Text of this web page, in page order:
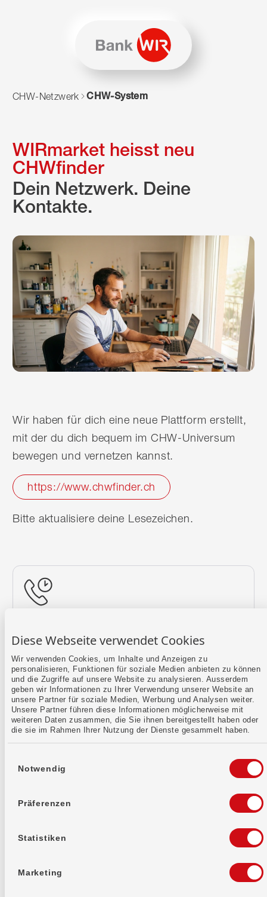
Diese Webseite verwendet Cookies
Wir verwenden Cookies, um Inhalte und Anzeigen zu
personalisieren, Funktionen für soziale Medien anbieten zu können
und die Zugriffe auf unsere Website zu analysieren. Ausserdem
geben wir Informationen zu Ihrer Verwendung unserer Website an
unsere Partner für soziale Medien, Werbung und Analysen weiter.
Unsere Partner führen diese Informationen möglicherweise mit
weiteren Daten zusammen, die Sie ihnen bereitgestellt haben oder
die sie im Rahmen Ihrer Nutzung der Dienste gesammelt haben.
Notwendig
Präferenzen
Statistiken
Marketing
Zum Navigieren dieser Seite wird JavaScript benötigt.
CHW-Netzwerk CHW-System
WIRmarket heisst neu
CHWfinder
Dein Netzwerk. Deine
Kontakte.
Wir haben für dich eine neue Plattform erstellt,
mit der du dich bequem im CHW-Universum
bewegen und vernetzen kannst.
https://www.chwfinder.ch
Bitte aktualisiere deine Lesezeichen.
Mehr erfahren
Kontaktformular